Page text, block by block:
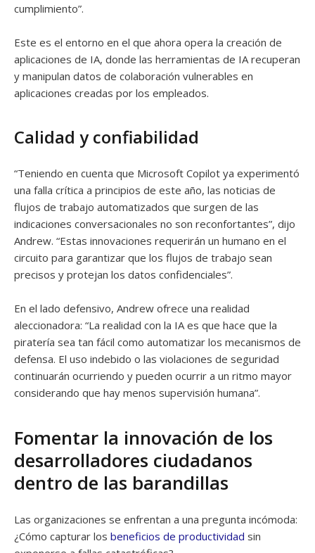
cumplimiento”.
Este es el entorno en el que ahora opera la creación de
aplicaciones de IA, donde las herramientas de IA recuperan
y manipulan datos de colaboración vulnerables en
aplicaciones creadas por los empleados.
Calidad y confiabilidad
“Teniendo en cuenta que Microsoft Copilot ya experimentó
una falla crítica a principios de este año, las noticias de
flujos de trabajo automatizados que surgen de las
indicaciones conversacionales no son reconfortantes”, dijo
Andrew. “Estas innovaciones requerirán un humano en el
circuito para garantizar que los flujos de trabajo sean
precisos y protejan los datos confidenciales”.
En el lado defensivo, Andrew ofrece una realidad
aleccionadora: “La realidad con la IA es que hace que la
piratería sea tan fácil como automatizar los mecanismos de
defensa. El uso indebido o las violaciones de seguridad
continuarán ocurriendo y pueden ocurrir a un ritmo mayor
considerando que hay menos supervisión humana”.
Fomentar la innovación de los
desarrolladores ciudadanos
dentro de las barandillas
Las organizaciones se enfrentan a una pregunta incómoda:
¿Cómo capturar los beneficios de productividad sin